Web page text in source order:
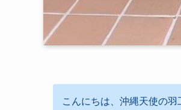
こんにちは、沖縄天使の羽